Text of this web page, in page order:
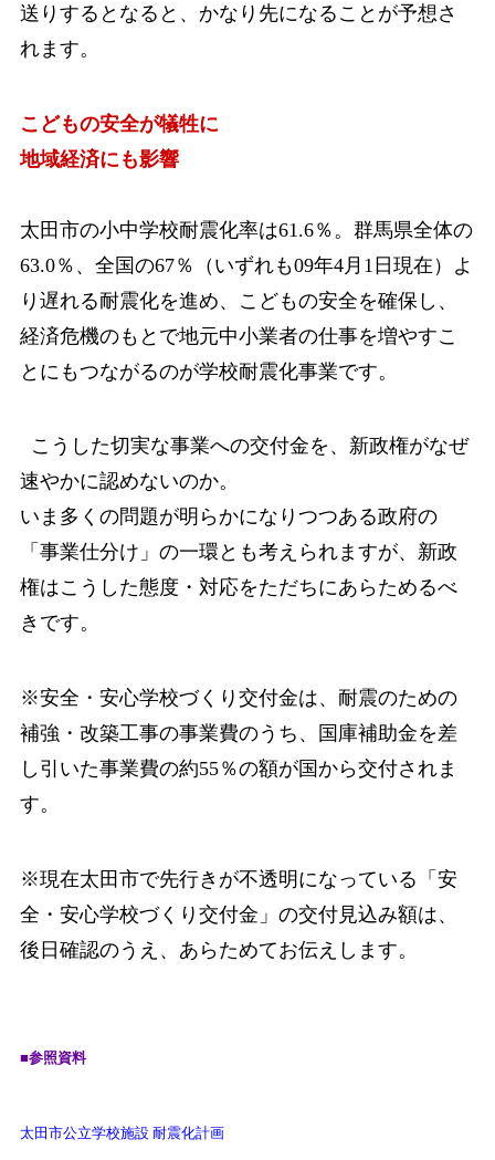
送りするとなると、かな り先になることが予想さ
れます。
こどもの安全が犠牲に
地域経済にも影響
太田市の小中学校耐震化率は61.6％。群馬県全体の
63.0％、全国の67％（いずれも09年4月1日現在）よ
り遅れる耐震化を進め、こどもの安全を確保し、
経済危機のもとで地元中小業者の仕事を増やすこ
とにもつながるのが学校耐震化事業です。
こうした切実な事業への交付金を、新政権がなぜ
速やかに認めないのか。
いま多くの問題が明らかになりつつある政府の
「事業仕分け」の一環とも考えられま すが、新政
権はこうした態度・対応をただちにあらためるべ
きです。
※安全・安心学校づくり交付金は、耐震のための
補強・改築工事の事業費のうち、国庫補助金を差
し引いた事業費の約55％の額が国から交付されま
す。
※現在太田市で先行きが不透明になっている「安
全・安心学校づくり交付金」の交付見込み額は、
後日確認のうえ、あらためてお伝えします。
■参照資料
太田市公立学校施設 耐震化計画